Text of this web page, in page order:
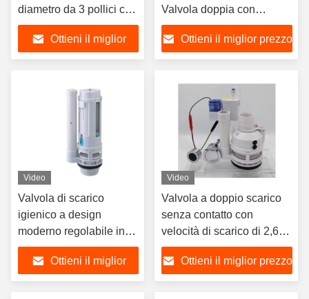
diametro da 3 pollici con
raccordi per serbatoi
igienici ABS + POM a
controllo in linea
Ottieni il miglior
Valvola doppia con
capacità di scarico
regolabile e materiali ABS
POM
Ottieni il miglior prezzo
Video
Valvola di scarico
igienico a design
moderno regolabile in
altezza con materiale
ABS POM per cisterna a
doppio scarico
Ottieni il miglior
Video
Valvola a doppio scarico
senza contatto con
velocità di scarico di 2,6
L/s, durata di vita di
200.000 cicli e scarico
bidirezionale per il
Ottieni il miglior prezzo